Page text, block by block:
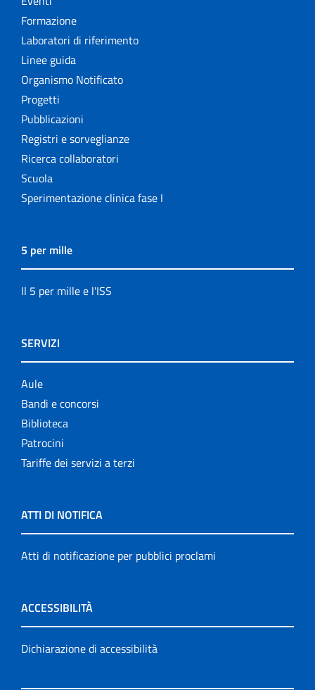
Formazione
Laboratori di riferimento
Linee guida
Organismo Notificato
Progetti
Pubblicazioni
Registri e sorveglianze
Ricerca collaboratori
Scuola
Sperimentazione clinica fase I
5 per mille
Il 5 per mille e l'ISS
SERVIZI
Aule
Bandi e concorsi
Biblioteca
Patrocini
Tariffe dei servizi a terzi
ATTI DI NOTIFICA
Atti di notificazione per pubblici proclami
ACCESSIBILITÀ
Dichiarazione di accessibilità